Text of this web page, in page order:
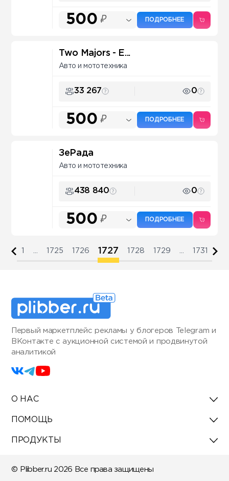
500 ₽ ПОДРОБНЕЕ
Two Majors - E...
Авто и мототехника
33 267 0
500 ₽ ПОДРОБНЕЕ
ЗеРада
Авто и мототехника
438 840 0
500 ₽ ПОДРОБНЕЕ
1725 1726 1727 1728 1729 1731
Первый маркетплейс рекламы у блогеров Telegram и
ВКонтакте с аукционной системой и продвинутой
аналитикой
О НАС
ПОМОЩЬ
ПРОДУКТЫ
© Plibber.ru 2026 Все права защищены